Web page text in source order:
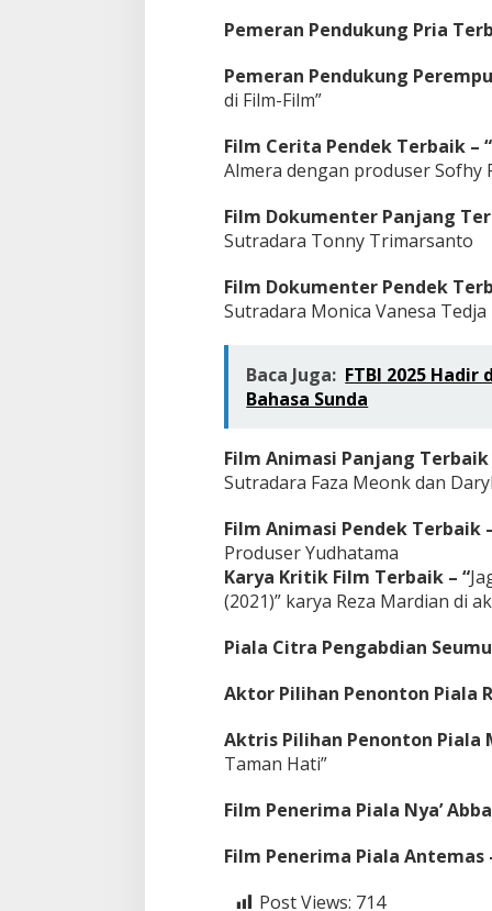
Pemeran Pendukung Pria
Pemeran Pendukung
di Film-Film”
Film Cerita Pendek Terbaik – “
Almera dengan produser Sofhy
Film Dokumenter Panjang
Sutradara Tonny Trimarsanto
Film Dokumenter Pendek
Sutradara Monica Vanesa Tedja
Baca Juga: FTBI 2025
Bahasa Sunda
Film Animasi Panjang Terbaik
Sutradara Faza Meonk dan
Film Animasi Pendek Terbaik
Produser Yudhatama
Karya Kritik Film Terbaik – “
(2021)” karya Reza Mardian di
Piala Citra Pengabdian
Aktor Pilihan Penonton Piala
Aktris Pilihan Penonton Piala
Taman Hati”
Film Penerima Piala Nya’
Film Penerima Piala Antemas
Post Views: 714